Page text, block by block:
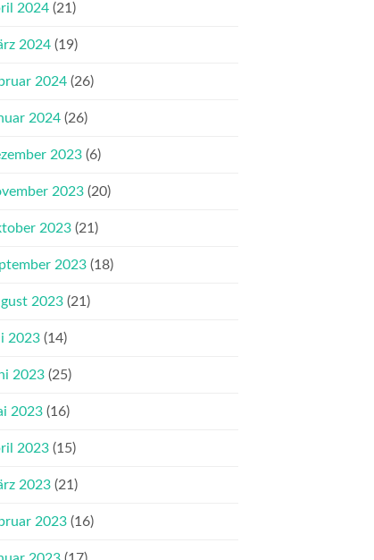
2024 (21)
2024 (19)
2024 (26)
2024 (26)
2023 (6)
2023 (20)
2023 (21)
2023 (18)
2023 (21)
2023 (14)
2023 (25)
2023 (16)
2023 (15)
2023 (21)
2023 (16)